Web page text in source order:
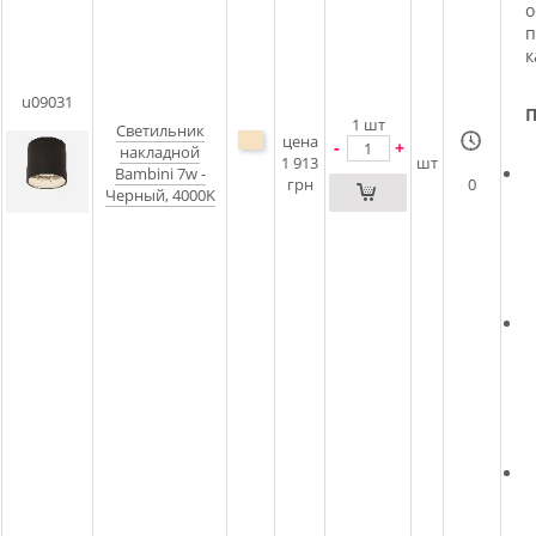
u09031
Светильник
накладной
Bambini 7w -
Черный, 4000K
цена
1 913
грн
1 шт
- +
шт
0